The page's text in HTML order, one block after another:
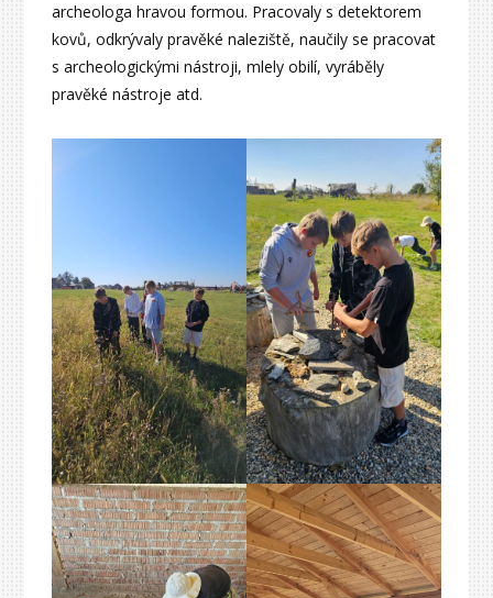
archeologa hravou formou. Pracovaly s detektorem
kovů, odkrývaly pravěké naleziště, naučily se pracovat
s archeologickými nástroji, mlely obilí, vyráběly
pravěké nástroje atd.